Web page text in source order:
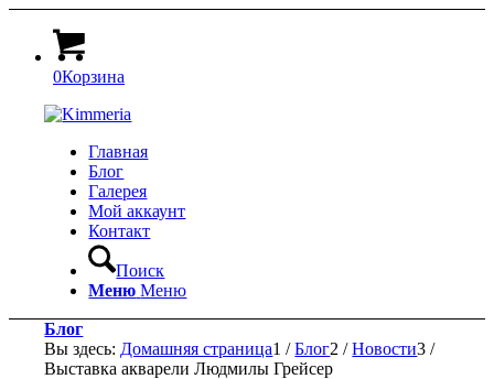
0Корзина
Главная
Блог
Галерея
Мой аккаунт
Контакт
Поиск
Меню Меню
Блог
Вы здесь: Домашняя страница1 / Блог2 / Новости3 /
Выставка акварели Людмилы Грейсер